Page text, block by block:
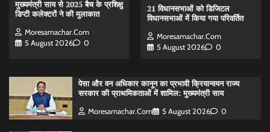
मुख्यमंत्री साय से 2025 बैच के प्रशिक्षु
डिप्टी कलेक्टरों ने की मुलाकात
Moresamachar.com
5 August 2026
0
21 विधानसभाओं को डिजिटल
विधानसभाओं में किया गया परिवर्तित
Moresamachar.com
5 August 2026
0
पेसा और वन अधिकार कानून का प्रभावी क्रियान्वयन राज्य
सरकार की प्राथमिकताओं में शामिल: मुख्यमंत्री साय
Moresamachar.com 5 August 2026 0